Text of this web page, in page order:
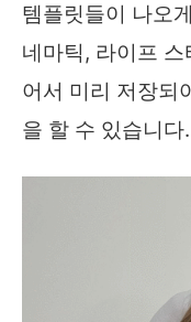
템플릿들이 나오
네마틱, 라이프
어서 미리 저장되
을 할 수 있습니다.